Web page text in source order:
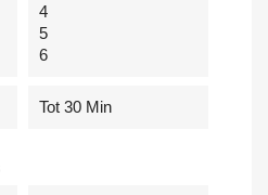
4
5
6
Tot 30 Min